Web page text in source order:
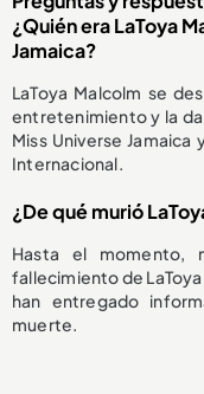
¿Quién era LaToya
Jamaica?
LaToya Malcolm se
entretenimiento y la
Miss Universe
Internacional.
¿De qué murió
Hasta el momento,
fallecimiento de
han entregado
muerte.